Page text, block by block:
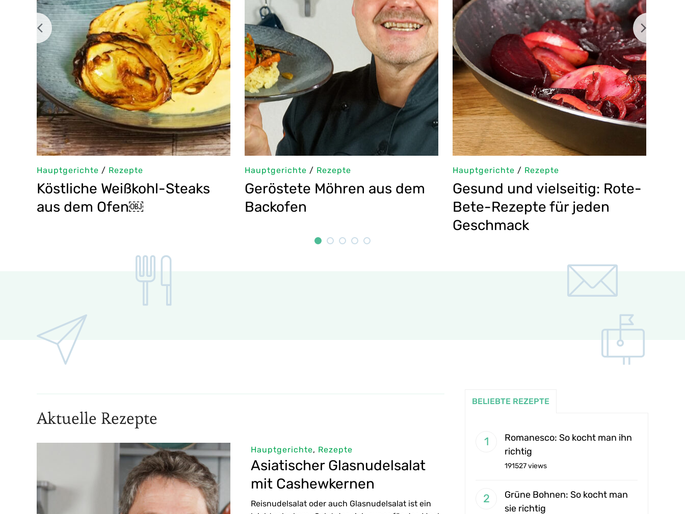
Hauptgerichte / Rezepte
Köstliche Weißkohl-Steaks
aus dem Ofen￼
Hauptgerichte / Rezepte
Geröstete Möhren aus dem
Backofen
Hauptgerichte / Rezepte
Gesund und vielseitig: Rote-
Bete-Rezepte für jeden
Geschmack
Aktuelle Rezepte
Hauptgerichte, Rezepte
Asiatischer Glasnudelsalat
mit Cashewkernen
Reisnudelsalat oder auch Glasnudelsalat ist ein
BELIEBTE REZEPTE
Romanesco: So kocht man ihn
richtig
191527 views
Grüne Bohnen: So kocht man
sie richtig